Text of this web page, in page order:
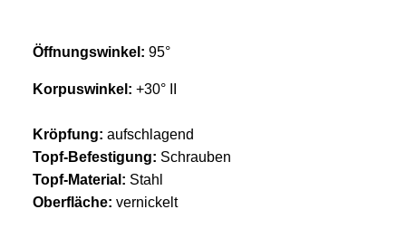
Öffnungswinkel: 95°
Korpuswinkel: +30° II
Kröpfung: aufschlagend
Topf-Befestigung: Schrauben
Topf-Material: Stahl
Oberfläche: vernickelt